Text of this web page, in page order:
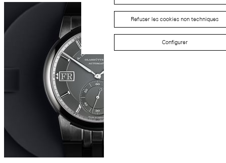
Refuser les cookies non techniques
Configurer